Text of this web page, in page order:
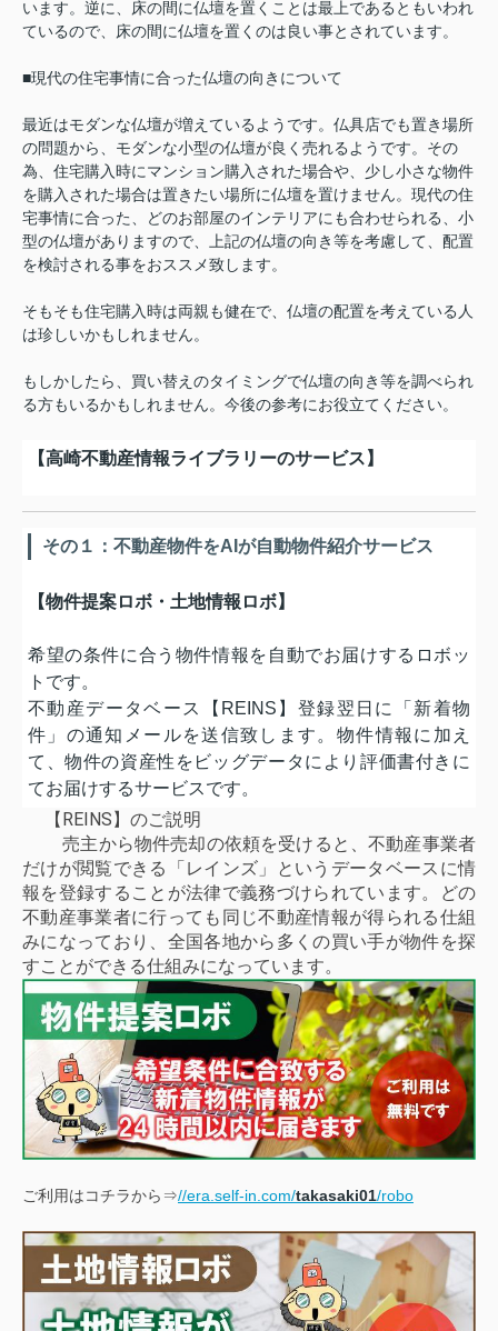
います。逆に、床の間に仏壇を置くことは最上であるともいわれ
ているので、床の間に仏壇を置くのは良い事とされています。
■現代の住宅事情に合った仏壇の向きについて
最近はモダンな仏壇が増えているようです。仏具店でも置き場所
の問題から、モダンな小型の仏壇が良く売れるようです。その
為、住宅購入時にマンション購入された場合や、少し小さな物件
を購入された場合は置きたい場所に仏壇を置けません。現代の住
宅事情に合った、どのお部屋のインテリアにも合わせられる、小
型の仏壇がありますので、上記の仏壇の向き等を考慮して、配置
を検討される事をおススメ致します。
そもそも住宅購入時は両親も健在で、仏壇の配置を考えている人
は珍しいかもしれません。
もしかしたら、買い替えのタイミングで仏壇の向き等を調べられ
る方もいるかもしれません。今後の参考にお役立てください。
【高崎不動産情報ライブラリーのサービス】
その１：不動産物件をAIが自動物件紹介サービス
【物件提案ロボ・土地情報ロボ】
希望の条件に合う物件情報を自動でお届けするロボッ
トです。
不動産データベース【REINS】登録翌日に「新着物
件」の通知メールを送信致します。物件情報に加え
て、物件の資産性をビッグデータにより評価書付きに
てお届けするサービスです。
【REINS】のご説明
売主から物件売却の依頼を受けると、不動産事業者
だけが閲覧できる「レインズ」というデータベースに情
報を登録することが法律で義務づけられています。どの
不動産事業者に行っても同じ不動産情報が得られる仕組
みになっており、全国各地から多くの買い手が物件を探
すことができる仕組みになっています。
ご利用はコチラから⇒//era.self-in.com/takasaki01/robo